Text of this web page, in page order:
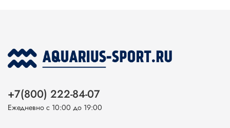
+7(800) 222-84-07
Ежедневно с 10:00 до 19:00